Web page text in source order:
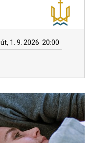
út, 1. 9. 2026 20:00